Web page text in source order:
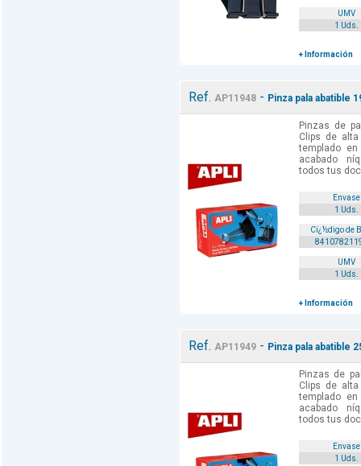
UMV
1 Uds.
+ Información
Ref. AP11948- Pinza pala abatible
Pinzas de
Clips de
templado
acabado
todos tus
Envase
1 Uds.
Cï¿½digo de
UMV
1 Uds.
+ Información
Ref. AP11949- Pinza pala abatible
Pinzas de
Clips de
templado
acabado
todos tus
Envase
1 Uds.